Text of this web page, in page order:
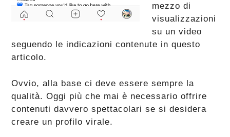
mezzo di
visualizzazioni
su un video
seguendo le indicazioni contenute in questo
articolo.
Ovvio, alla base ci deve essere sempre la
qualità. Oggi più che mai è necessario offrire
contenuti davvero spettacolari se si desidera
creare un profilo virale.